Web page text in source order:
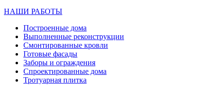
НАШИ РАБОТЫ
Построенные дома
Выполненные реконструкции
Смонтированные кровли
Готовые фасады
Заборы и ограждения
Спроектированные дома
Тротуарная плитка